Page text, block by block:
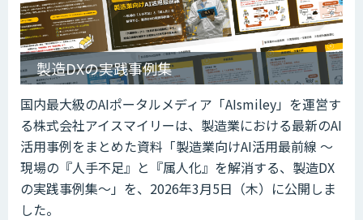
製造DXの実践事例集
国内最大級のAIポータルメディア「AIsmiley」を運営す
る株式会社アイスマイリーは、製造業における最新のAI
活用事例をまとめた資料「製造業向けAI活用最前線 ～
現場の『人手不足』と『属人化』を解消する、製造DX
の実践事例集～」を、2026年3月5日（木）に公開しま
した。